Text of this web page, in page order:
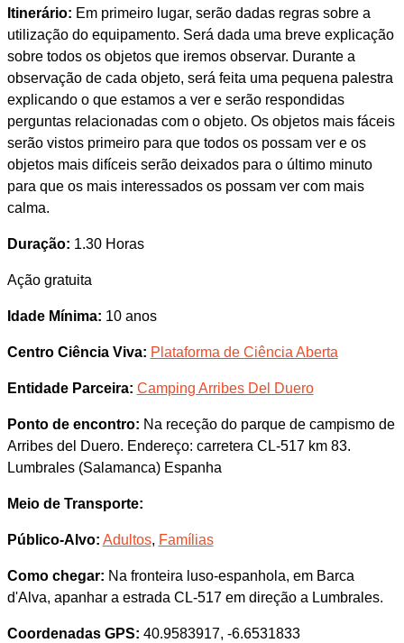
Itinerário: Em primeiro lugar, serão dadas regras sobre a
utilização do equipamento. Será dada uma breve explicação
sobre todos os objetos que iremos observar. Durante a
observação de cada objeto, será feita uma pequena palestra
explicando o que estamos a ver e serão respondidas
perguntas relacionadas com o objeto. Os objetos mais fáceis
serão vistos primeiro para que todos os possam ver e os
objetos mais difíceis serão deixados para o último minuto
para que os mais interessados os possam ver com mais
calma.
Duração: 1.30 Horas
Ação gratuita
Idade Mínima: 10 anos
Centro Ciência Viva: Plataforma de Ciência Aberta
Entidade Parceira: Camping Arribes Del Duero
Ponto de encontro: Na receção do parque de campismo de
Arribes del Duero. Endereço: carretera CL-517 km 83.
Lumbrales (Salamanca) Espanha
Meio de Transporte:
Público-Alvo: Adultos, Famílias
Como chegar: Na fronteira luso-espanhola, em Barca
d'Alva, apanhar a estrada CL-517 em direção a Lumbrales.
Coordenadas GPS: 40.9583917, -6.6531833